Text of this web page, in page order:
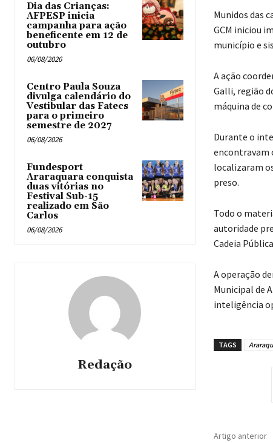
Dia das Crianças:
AFPESP inicia
campanha para ação
beneficente em 12 de
outubro
06/08/2026
Centro Paula Souza
divulga calendário do
Vestibular das Fatecs
para o primeiro
semestre de 2027
06/08/2026
Fundesport
Araraquara conquista
duas vitórias no
Festival Sub-15
realizado em São
Carlos
06/08/2026
Redação
Munidos das
GCM iniciou
município e
A ação
Galli, região
máquina de
Durante o
encontravam
localizaram
preso.
Todo o
autoridade
Cadeia
A operação
Municipal de
inteligência
TAGS
Artigo anterior